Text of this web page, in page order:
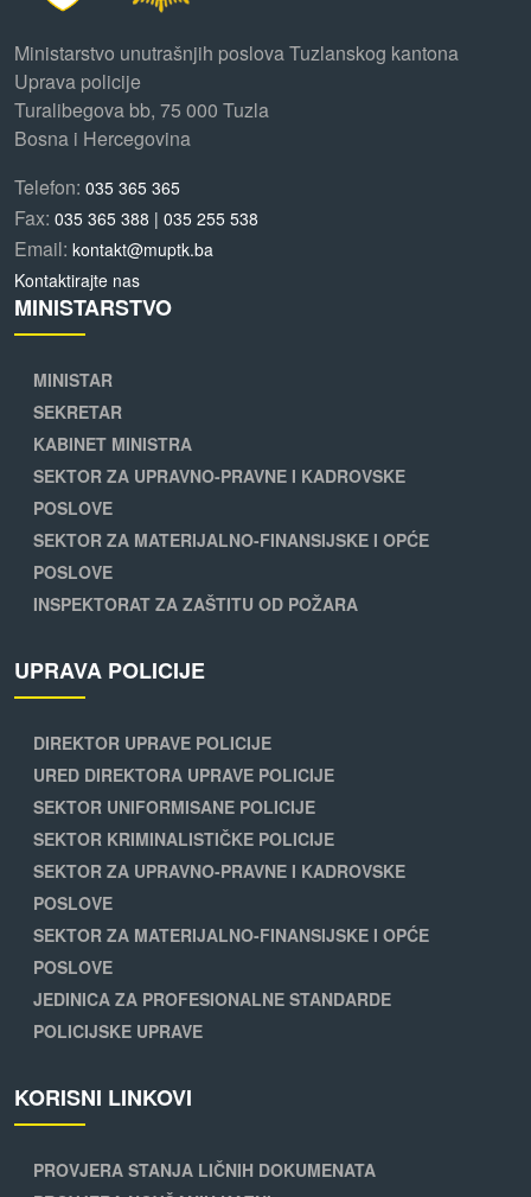
Ministarstvo unutrašnjih poslova Tuzlanskog kantona
Uprava policije
Turalibegova bb, 75 000 Tuzla
Bosna i Hercegovina
Telefon: 035 365 365
Fax: 035 365 388 | 035 255 538
Email: kontakt@muptk.ba
Kontaktirajte nas
MINISTARSTVO
MINISTAR
SEKRETAR
KABINET MINISTRA
SEKTOR ZA UPRAVNO-PRAVNE I KADROVSKE
POSLOVE
SEKTOR ZA MATERIJALNO-FINANSIJSKE I OPĆE
POSLOVE
INSPEKTORAT ZA ZAŠTITU OD POŽARA
UPRAVA POLICIJE
DIREKTOR UPRAVE POLICIJE
URED DIREKTORA UPRAVE POLICIJE
SEKTOR UNIFORMISANE POLICIJE
SEKTOR KRIMINALISTIČKE POLICIJE
SEKTOR ZA UPRAVNO-PRAVNE I KADROVSKE
POSLOVE
SEKTOR ZA MATERIJALNO-FINANSIJSKE I OPĆE
POSLOVE
JEDINICA ZA PROFESIONALNE STANDARDE
POLICIJSKE UPRAVE
KORISNI LINKOVI
PROVJERA STANJA LIČNIH DOKUMENATA